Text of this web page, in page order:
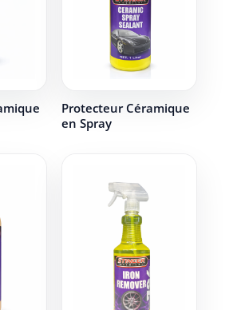
Protecteur Céramique
en Spray